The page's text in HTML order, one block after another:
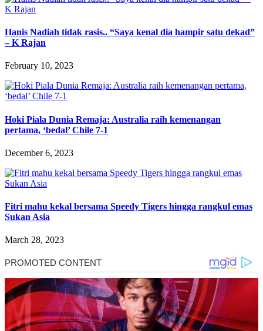
Hanis Nadiah tidak rasis.. “Saya kenal dia hampir satu dekad”
– K Rajan
February 10, 2023
Hoki Piala Dunia Remaja: Australia raih kemenangan
pertama, ‘bedal’ Chile 7-1
December 6, 2023
Fitri mahu kekal bersama Speedy Tigers hingga rangkul emas
Sukan Asia
March 28, 2023